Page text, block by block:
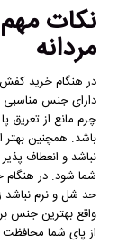
نکات
مردانه
در هنگام خرید
دارای جنس مناسبی
چرم مانع از تعریق
باشد. همچنین
نباشد و انعطاف
شما شود. در
حد شل و نرم نباشد
واقع بهترین جنس
از پای شما محافظت